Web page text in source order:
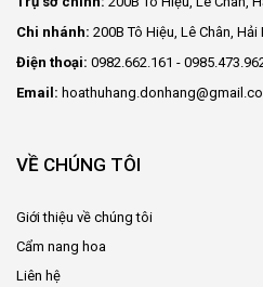
Chi nhánh: 200B Tô Hiệu, Lê Chân, Hải
Điện thoại: 0982.662.161 -
Email:
VỀ CHÚNG TÔI
Giới thiệu về chúng tôi
Cẩm nang hoa
Liên hệ